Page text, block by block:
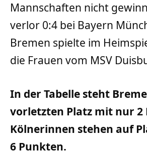
Mannschaften nicht
verlor 0:4 bei Bayern
Bremen spielte im
die Frauen vom MSV
In der Tabelle steht
vorletzten Platz mit nur 2
Kölnerinnen stehen auf
6 Punkten.